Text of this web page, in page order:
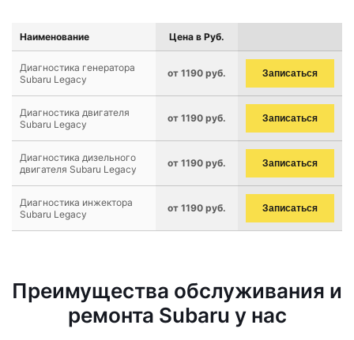
Наименование Цена в Руб.
Диагностика генератора
Subaru Legacy
от 1190 руб. Записаться
Диагностика двигателя
Subaru Legacy
от 1190 руб. Записаться
Диагностика дизельного
двигателя Subaru Legacy
от 1190 руб. Записаться
Диагностика инжектора
Subaru Legacy
от 1190 руб. Записаться
Преимущества обслуживания и
ремонта Subaru у нас